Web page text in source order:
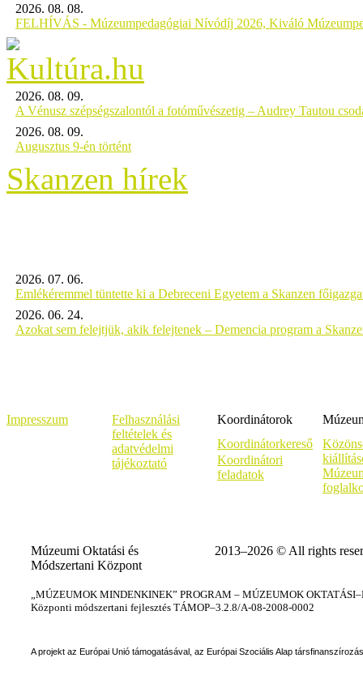
2026. 08. 08.
FELHÍVÁS - Múzeumpedagógiai Nívódíj 2026, Kiváló
2026. 08. 09.
A Vénusz szépségszalontól a fotóművészetig – Audrey Tautou
2026. 08. 09.
Augusztus 9-én történt
Skanzen hírek
2026. 07. 06.
Emlékéremmel tüntette ki a Debreceni Egyetem a Skanzen
2026. 06. 24.
Azokat sem felejtjük, akik felejtenek – Demencia program a
Impresszum
Felhasználási
feltételek és
adatvédelmi
tájékoztató
Koordinátorok
Koordinátorkereső
Koordinátori
feladatok
Múzeumi Oktatási és
Módszertani Központ
2013–2026 © All rights
„MÚZEUMOK MINDENKINEK” PROGRAM – MÚZEUMOK
Központi módszertani fejlesztés TÁMOP–3.2.8/A-08-2008-0002
A projekt az Európai Unió támogatásával, az Európai Szociális Alap